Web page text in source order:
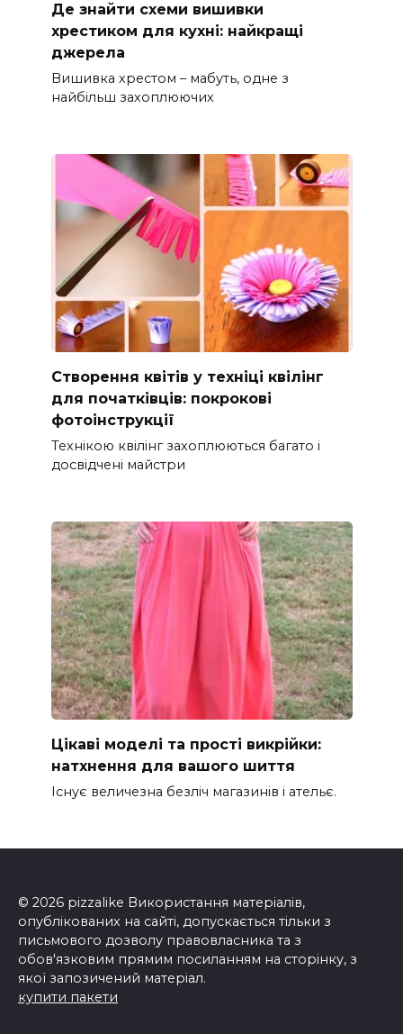
Де знайти схеми вишивки
хрестиком для кухні: найкращі
джерела
Вишивка хрестом – мабуть, одне з
найбільш захоплюючих
Створення квітів у техніці квілінг
для початківців: покрокові
фотоінструкції
Технікою квілінг захоплюються багато і
досвідчені майстри
Цікаві моделі та прості викрійки:
натхнення для вашого шиття
Існує величезна безліч магазинів і ательє.
© 2026 pizzalike Використання матеріалів,
опублікованих на сайті, допускається тільки з
письмового дозволу правовласника та з
обов'язковим прямим посиланням на сторінку, з
якої запозичений матеріал.
купити пакети